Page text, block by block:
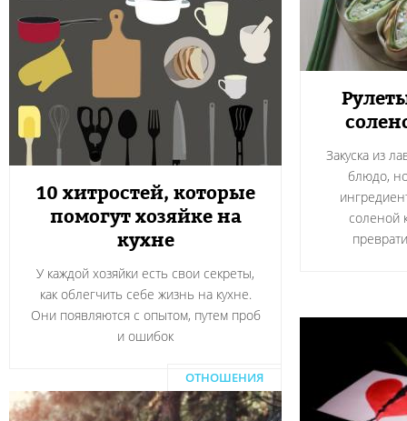
Закуска из
блюдо,
соленой
10 хитростей, которые
помогут хозяйке на
кухне
У каждой хозяйки есть свои секреты,
как облегчить себе жизнь на кухне.
Они появляются с опытом, путем проб
и ошибок
ОТНОШЕНИЯ